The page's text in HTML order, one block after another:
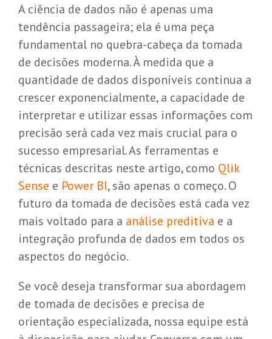
A ciência de dados não é apenas uma
tendência passageira; ela é uma peça
fundamental no quebra-cabeça da tomada
de decisões moderna. À medida que a
quantidade de dados disponíveis continua a
crescer exponencialmente, a capacidade de
interpretar e utilizar essas informações com
precisão será cada vez mais crucial para o
sucesso empresarial. As ferramentas e
técnicas descritas neste artigo, como Qlik
Sense e Power BI, são apenas o começo. O
futuro da tomada de decisões está cada vez
mais voltado para a análise preditiva e a
integração profunda de dados em todos os
aspectos do negócio.
Se você deseja transformar sua abordagem
de tomada de decisões e precisa de
orientação especializada, nossa equipe está